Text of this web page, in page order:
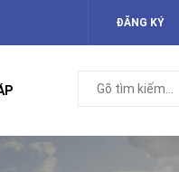
ĐĂNG KÝ